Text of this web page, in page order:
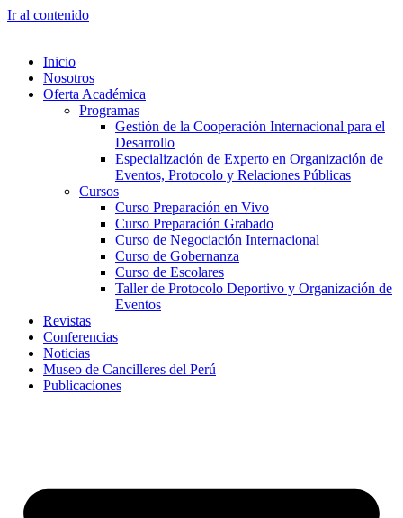
Ir al contenido
Inicio
Nosotros
Oferta Académica
Programas
Gestión de la Cooperación Internacional para el
Desarrollo
Especialización de Experto en Organización de
Eventos, Protocolo y Relaciones Públicas
Cursos
Curso Preparación en Vivo
Curso Preparación Grabado
Curso de Negociación Internacional
Curso de Gobernanza
Curso de Escolares
Taller de Protocolo Deportivo y Organización de
Eventos
Revistas
Conferencias
Noticias
Museo de Cancilleres del Perú
Publicaciones